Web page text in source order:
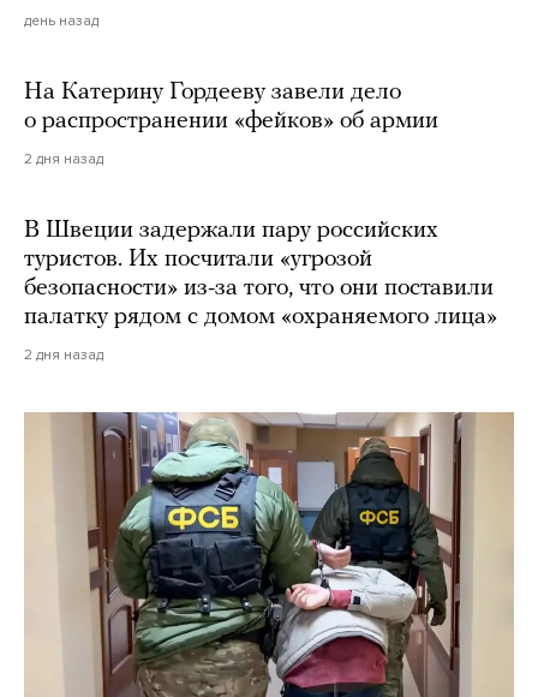
день назад
На Катерину Гордееву завели дело
о распространении «фейков» об армии
2 дня назад
В Швеции задержали пару российских
туристов. Их посчитали «угрозой
безопасности» из-за того, что они поставили
палатку рядом с домом «охраняемого лица»
2 дня назад